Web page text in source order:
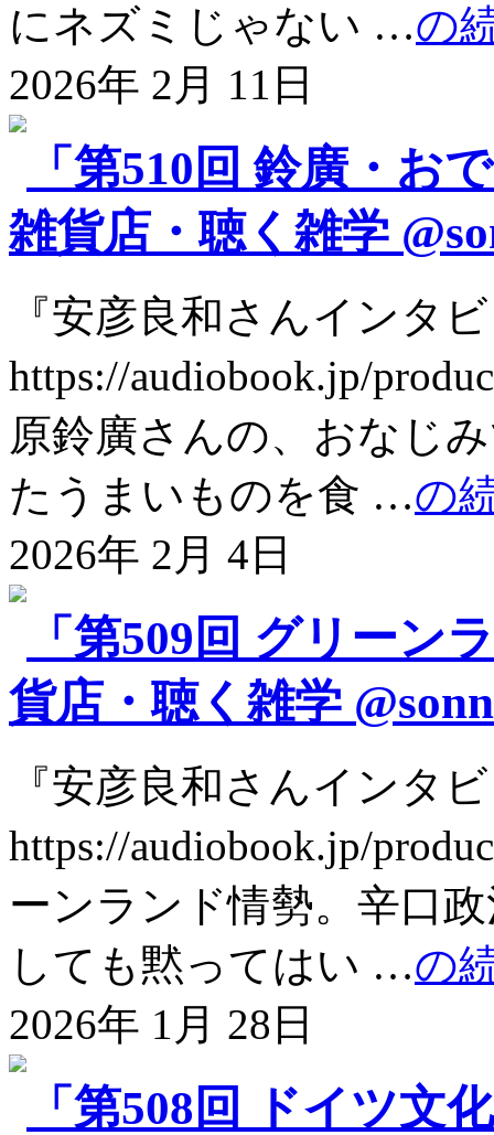
にネズミじゃない …の
2026年 2月 11日
「第510回 鈴廣・お
雑貨店・聴く雑学
『安彦良和さんインタ
https://audiobook.jp/
原鈴廣さんの、おなじ
たうまいものを食 …の
2026年 2月 4日
「第509回 グリーン
貨店・聴く雑学
『安彦良和さんインタ
https://audiobook.jp/
ーンランド情勢。辛口
しても黙ってはい …の
2026年 1月 28日
「第508回 ドイツ文